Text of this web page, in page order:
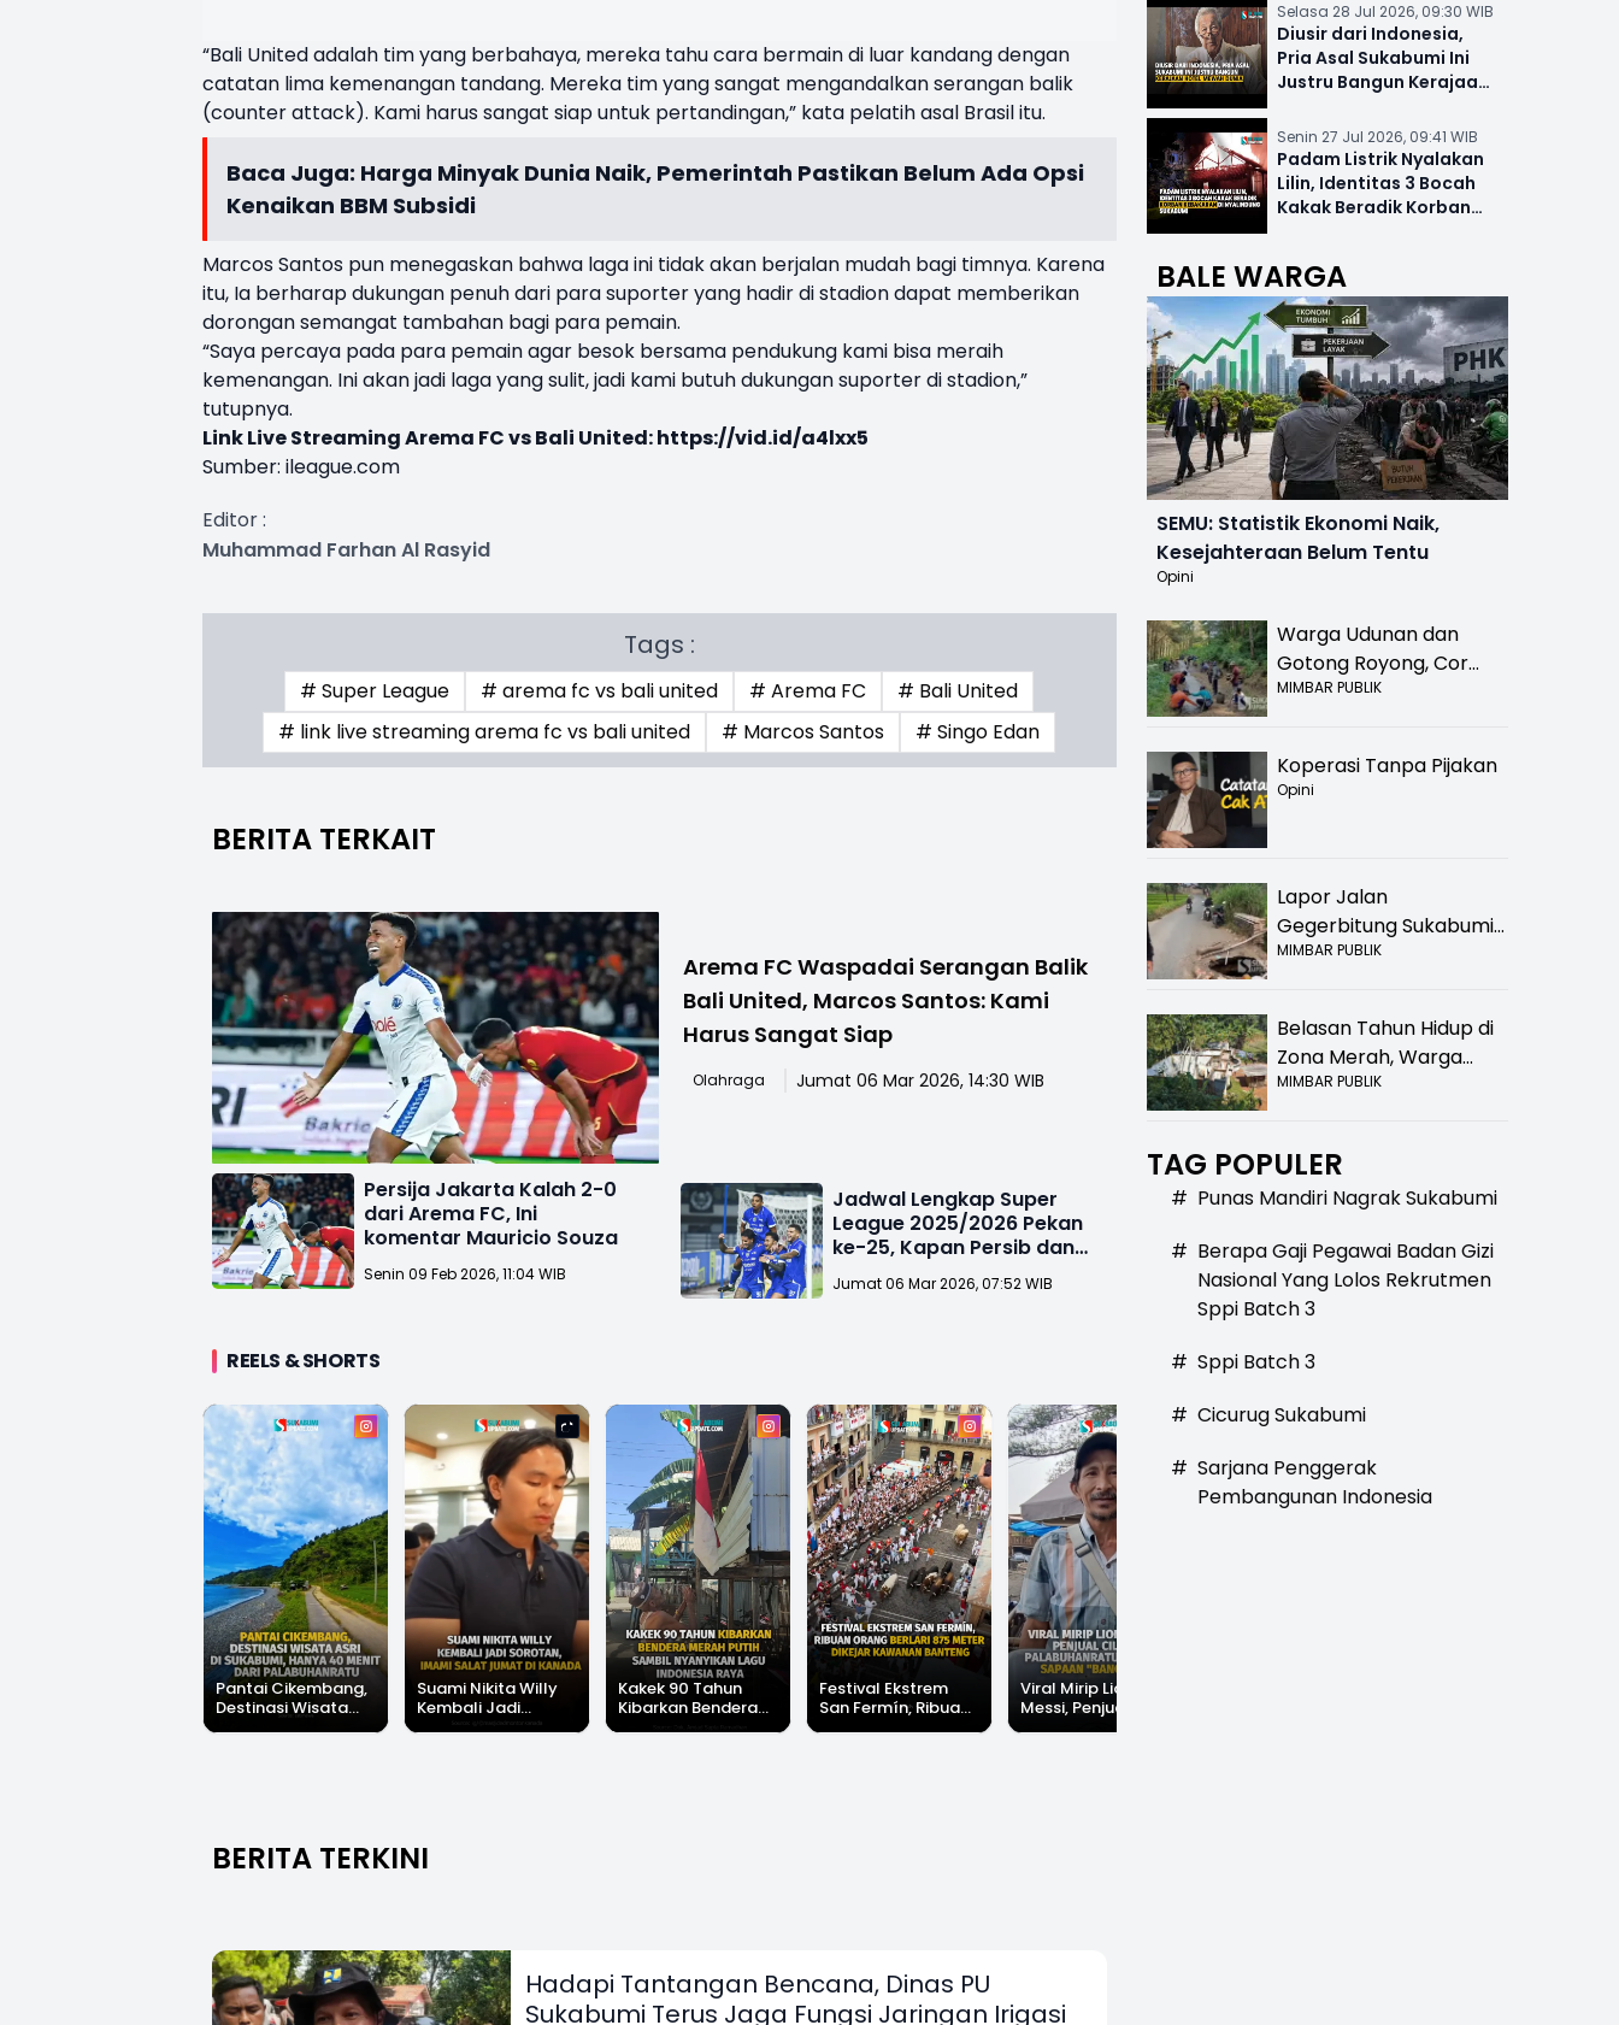
“Bali United adalah tim yang berbahaya, mereka tahu cara bermain di luar kandang dengan
catatan lima kemenangan tandang. Mereka tim yang sangat mengandalkan serangan balik
(counter attack). Kami harus sangat siap untuk pertandingan,” kata pelatih asal Brasil itu.
Baca Juga: Harga Minyak Dunia Naik, Pemerintah Pastikan Belum Ada Opsi
Kenaikan BBM Subsidi
Marcos Santos pun menegaskan bahwa laga ini tidak akan berjalan mudah bagi timnya. Karena
itu, Ia berharap dukungan penuh dari para suporter yang hadir di stadion dapat memberikan
dorongan semangat tambahan bagi para pemain.
“Saya percaya pada para pemain agar besok bersama pendukung kami bisa meraih
kemenangan. Ini akan jadi laga yang sulit, jadi kami butuh dukungan suporter di stadion,”
tutupnya.
Link Live Streaming Arema FC vs Bali United:https://vid.id/a4lxx5
Sumber: ileague.com
Editor :
Muhammad Farhan Al Rasyid
Tags :
# Super League # arema fc vs bali united # Arema FC
# Bali United
# link live streaming arema fc vs bali united
# Marcos Santos # Singo Edan
BERITA TERKAIT
Arema FC Waspadai Serangan Balik
Bali United, Marcos Santos: Kami
Harus Sangat Siap
Olahraga Jumat 06 Mar 2026, 14:30 WIB
Persija Jakarta Kalah 2-0
dari Arema FC, Ini
komentar Mauricio Souza
Senin 09 Feb 2026, 11:04 WIB
Jadwal Lengkap Super
League 2025/2026 Pekan
ke-25, Kapan Persib dan
Persija Berlaga?
Jumat 06 Mar 2026, 07:52 WIB
REELS & SHORTS
Pantai Cikembang,
Destinasi Wisata
Asri Di Sukabumi,
Suami Nikita Willy
Kembali Jadi
Sorotan, Imami
Kakek 90 Tahun
Kibarkan Bendera
Merah Putih Sambil
Festival Ekstrem
San Fermín, Ribuan
Orang Berlari 875
Viral Mirip Lionel
Messi, Penjual Cilok
di Palabuhanratu Ini
BERITA TERKINI
Hadapi Tantangan Bencana, Dinas PU
Sukabumi Terus Jaga Fungsi Jaringan Irigasi
Selasa 28 Jul 2026, 09:30 WIB
Diusir dari Indonesia,
Pria Asal Sukabumi Ini
Justru Bangun Kerajaan
Senin 27 Jul 2026, 09:41 WIB
Padam Listrik Nyalakan
Lilin, Identitas 3 Bocah
Kakak Beradik Korban
BALE WARGA
SEMU: Statistik Ekonomi Naik,
Kesejahteraan Belum Tentu
Opini
Warga Udunan dan
Gotong Royong, Cor
Jalan Hancur di
MIMBAR PUBLIK
Koperasi Tanpa Pijakan
Opini
Lapor Jalan
Gegerbitung Sukabumi
Bolong! Bahaya Bagi
MIMBAR PUBLIK
Belasan Tahun Hidup di
Zona Merah, Warga
Kampung Nangewer
Relokasi
MIMBAR PUBLIK
TAG POPULER
# Punas Mandiri Nagrak Sukabumi
# Berapa Gaji Pegawai Badan Gizi
Nasional Yang Lolos Rekrutmen
Sppi Batch 3
# Sppi Batch 3
# Cicurug Sukabumi
# Sarjana Penggerak
Pembangunan Indonesia